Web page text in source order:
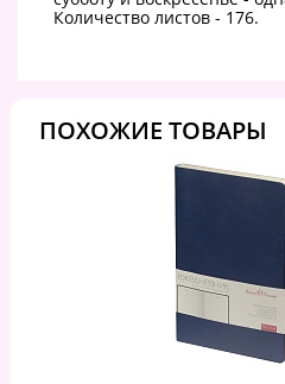
Количество листов - 176.
ПОХОЖИЕ ТОВАРЫ